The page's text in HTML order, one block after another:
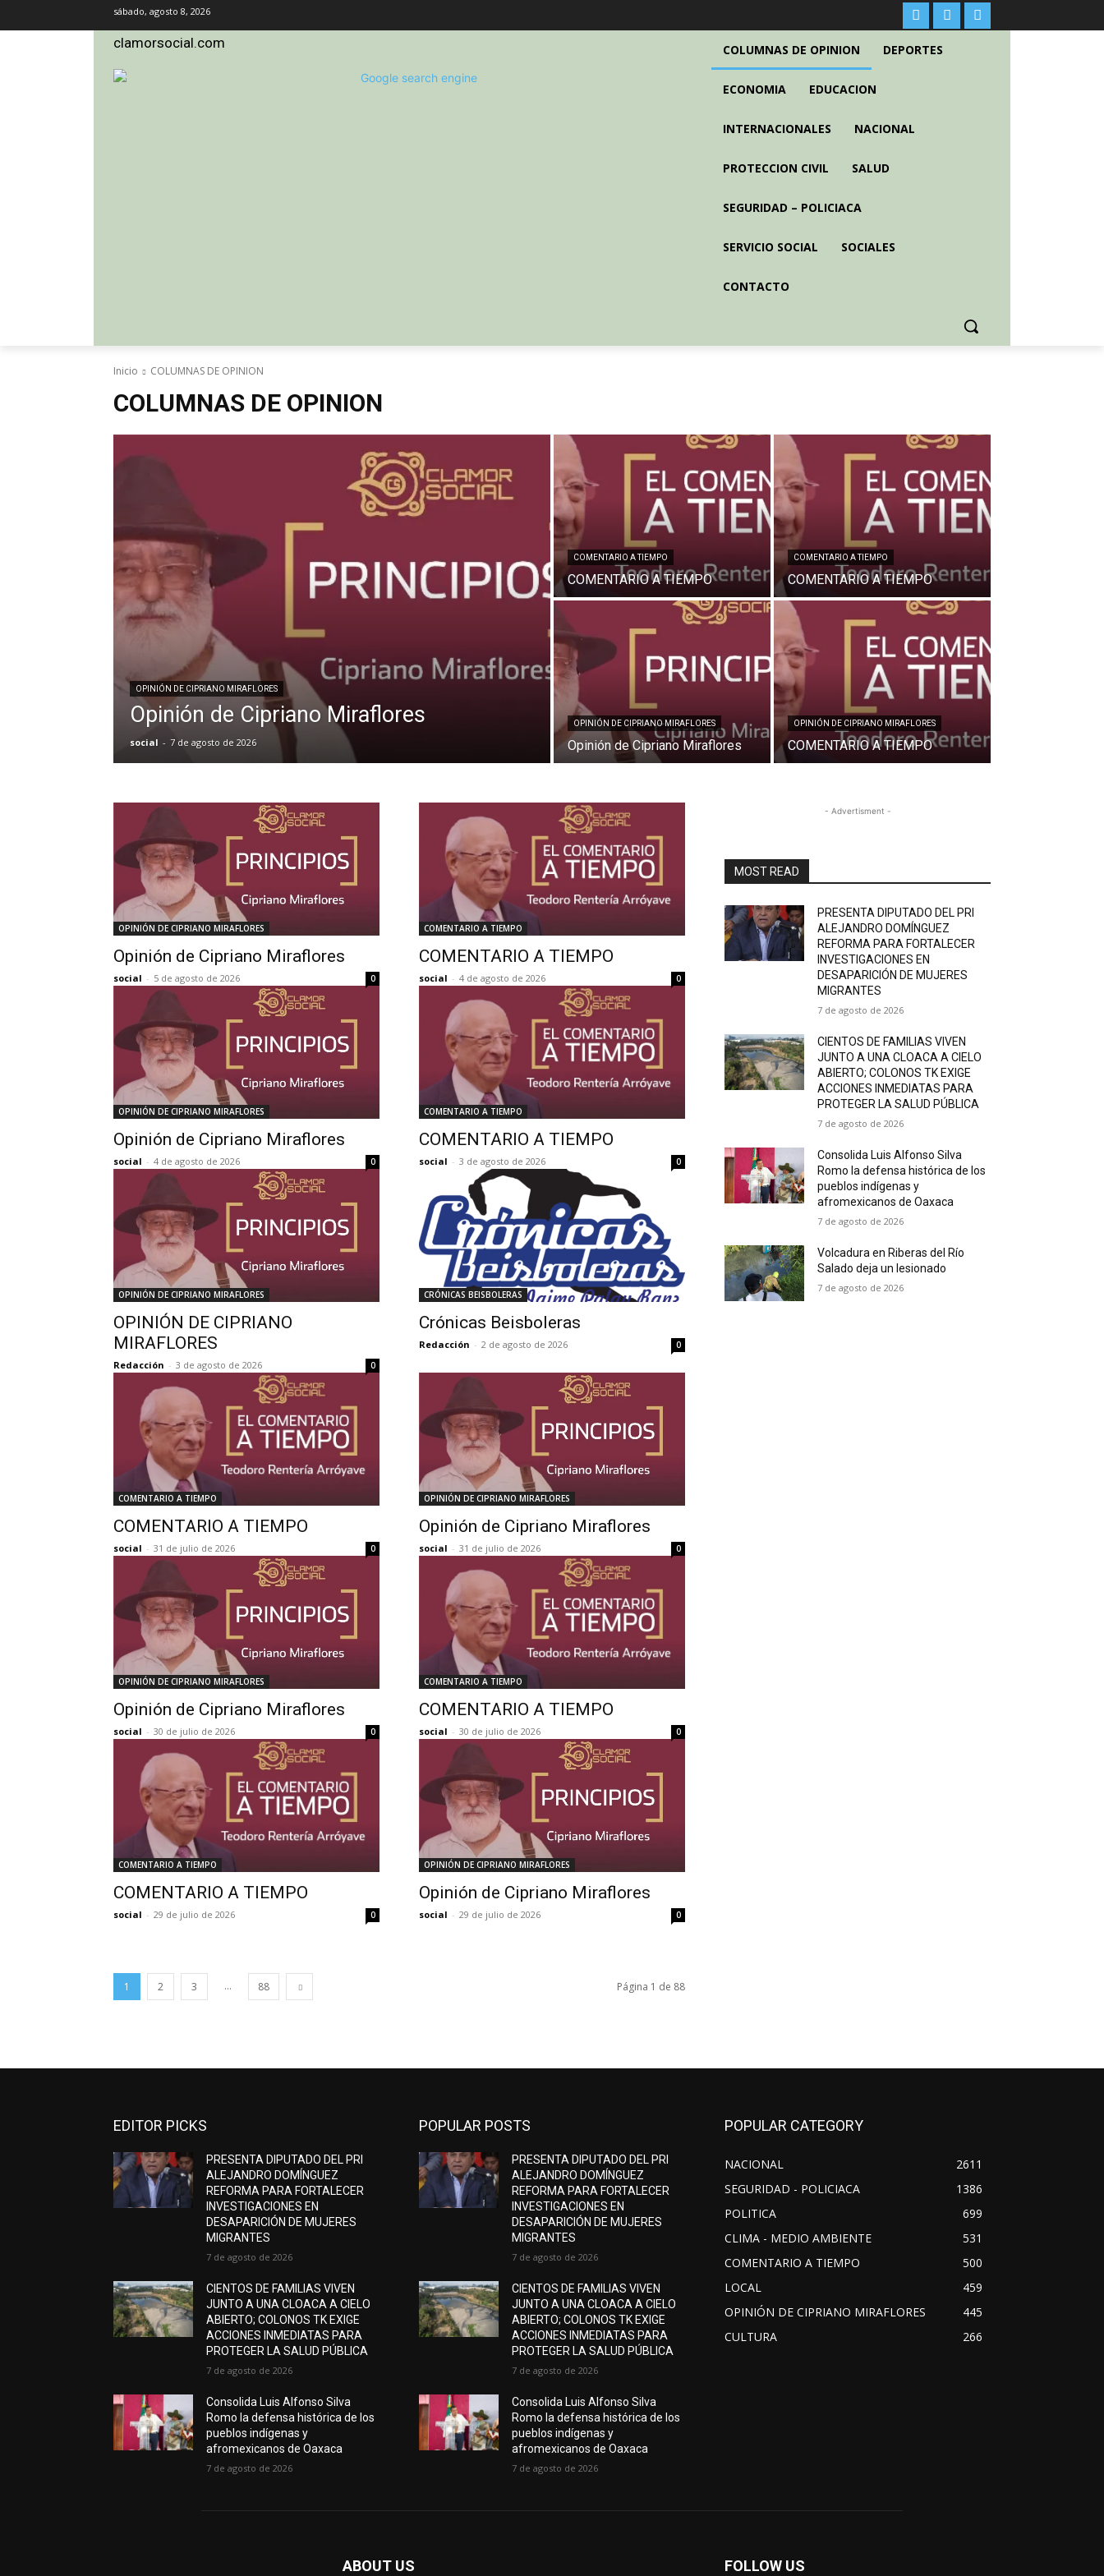
sábado, agosto 8, 2026
clamorsocial.com COLUMNAS DE OPINION DEPORTES
ECONOMIA EDUCACION
INTERNACIONALES NACIONAL
PROTECCION CIVIL SALUD
SEGURIDAD – POLICIACA
SERVICIO SOCIAL SOCIALES
CONTACTO
Inicio COLUMNAS DE OPINION
COLUMNAS DE OPINION
OPINIÓN DE CIPRIANO MIRAFLORES
Opinión de Cipriano Miraflores
social - 7 de agosto de 2026
COMENTARIO A TIEMPO
COMENTARIO A TIEMPO
COMENTARIO A TIEMPO
COMENTARIO A TIEMPO
OPINIÓN DE CIPRIANO MIRAFLORES
Opinión de Cipriano Miraflores
OPINIÓN DE CIPRIANO MIRAFLORES
COMENTARIO A TIEMPO
OPINIÓN DE CIPRIANO MIRAFLORES
Opinión de Cipriano Miraflores
social - 5 de agosto de 2026 0
COMENTARIO A TIEMPO
COMENTARIO A TIEMPO
social - 4 de agosto de 2026 0
OPINIÓN DE CIPRIANO MIRAFLORES
Opinión de Cipriano Miraflores
social - 4 de agosto de 2026 0
COMENTARIO A TIEMPO
COMENTARIO A TIEMPO
social - 3 de agosto de 2026 0
OPINIÓN DE CIPRIANO MIRAFLORES
OPINIÓN DE CIPRIANO
MIRAFLORES
Redacción - 3 de agosto de 2026 0
CRÓNICAS BEISBOLERAS
Crónicas Beisboleras
Redacción - 2 de agosto de 2026 0
COMENTARIO A TIEMPO
COMENTARIO A TIEMPO
social - 31 de julio de 2026 0
OPINIÓN DE CIPRIANO MIRAFLORES
Opinión de Cipriano Miraflores
social - 31 de julio de 2026 0
OPINIÓN DE CIPRIANO MIRAFLORES
Opinión de Cipriano Miraflores
social - 30 de julio de 2026 0
COMENTARIO A TIEMPO
COMENTARIO A TIEMPO
social - 30 de julio de 2026 0
COMENTARIO A TIEMPO
COMENTARIO A TIEMPO
social - 29 de julio de 2026 0
OPINIÓN DE CIPRIANO MIRAFLORES
Opinión de Cipriano Miraflores
social - 29 de julio de 2026 0
1 2 3 ... 88 Página 1 de 88
- Advertisment -
MOST READ
PRESENTA DIPUTADO DEL PRI
ALEJANDRO DOMÍNGUEZ
REFORMA PARA FORTALECER
INVESTIGACIONES EN
DESAPARICIÓN DE MUJERES
MIGRANTES
7 de agosto de 2026
CIENTOS DE FAMILIAS VIVEN
JUNTO A UNA CLOACA A CIELO
ABIERTO; COLONOS TK EXIGE
ACCIONES INMEDIATAS PARA
PROTEGER LA SALUD PÚBLICA
7 de agosto de 2026
Consolida Luis Alfonso Silva
Romo la defensa histórica de los
pueblos indígenas y
afromexicanos de Oaxaca
7 de agosto de 2026
Volcadura en Riberas del Río
Salado deja un lesionado
7 de agosto de 2026
EDITOR PICKS
PRESENTA DIPUTADO DEL PRI
ALEJANDRO DOMÍNGUEZ
REFORMA PARA FORTALECER
INVESTIGACIONES EN
DESAPARICIÓN DE MUJERES
MIGRANTES
7 de agosto de 2026
CIENTOS DE FAMILIAS VIVEN
JUNTO A UNA CLOACA A CIELO
ABIERTO; COLONOS TK EXIGE
ACCIONES INMEDIATAS PARA
PROTEGER LA SALUD PÚBLICA
7 de agosto de 2026
Consolida Luis Alfonso Silva
Romo la defensa histórica de los
pueblos indígenas y
afromexicanos de Oaxaca
7 de agosto de 2026
POPULAR POSTS
PRESENTA DIPUTADO DEL PRI
ALEJANDRO DOMÍNGUEZ
REFORMA PARA FORTALECER
INVESTIGACIONES EN
DESAPARICIÓN DE MUJERES
MIGRANTES
7 de agosto de 2026
CIENTOS DE FAMILIAS VIVEN
JUNTO A UNA CLOACA A CIELO
ABIERTO; COLONOS TK EXIGE
ACCIONES INMEDIATAS PARA
PROTEGER LA SALUD PÚBLICA
7 de agosto de 2026
Consolida Luis Alfonso Silva
Romo la defensa histórica de los
pueblos indígenas y
afromexicanos de Oaxaca
7 de agosto de 2026
POPULAR CATEGORY
NACIONAL
2611
SEGURIDAD - POLICIACA
1386
POLITICA
699
CLIMA - MEDIO AMBIENTE
531
COMENTARIO A TIEMPO
500
LOCAL
459
OPINIÓN DE CIPRIANO MIRAFLORES
445
CULTURA
266
ABOUT US FOLLOW US